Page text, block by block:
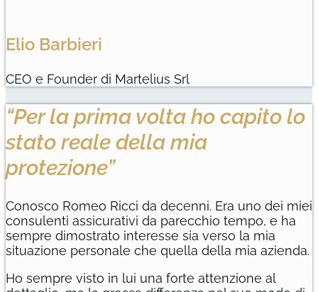
Elio Barbieri
CEO e Founder di Martelius Srl
“Per la prima volta ho capito lo
stato reale della mia
protezione”
Conosco Romeo Ricci da decenni. Era uno dei miei
consulenti assicurativi da parecchio tempo, e ha
sempre dimostrato interesse sia verso la mia
situazione personale che quella della mia azienda.
Ho sempre visto in lui una forte attenzione al